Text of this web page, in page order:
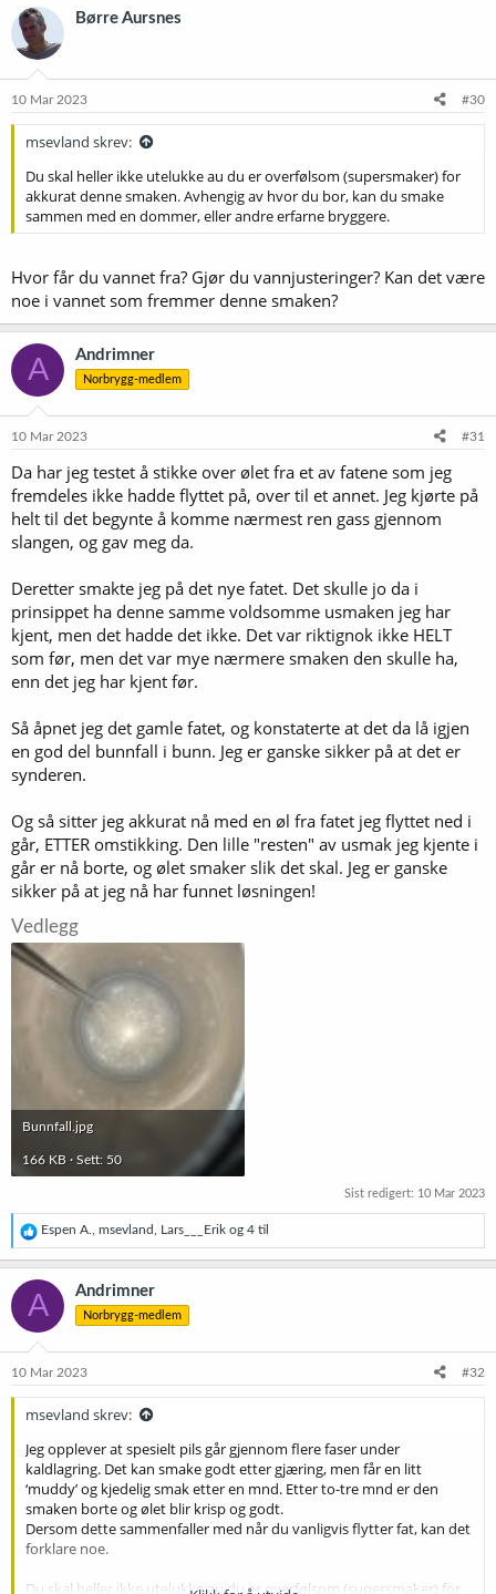
k
s
o
e
Børre Aursnes
10 Mar 2023 #30
msevland skrev:
Du skal heller ikke utelukke au du er overfølsom (supersmaker) for
akkurat denne smaken. Avhengig av hvor du bor, kan du smake
sammen med en dommer, eller andre erfarne bryggere.
Hvor får du vannet fra? Gjør du vannjusteringer? Kan det være
noe i vannet som fremmer denne smaken?
A Andrimner
Norbrygg-medlem
10 Mar 2023 #31
Da har jeg testet å stikke over ølet fra et av fatene som jeg
fremdeles ikke hadde flyttet på, over til et annet. Jeg kjørte på
helt til det begynte å komme nærmest ren gass gjennom
slangen, og gav meg da.
Deretter smakte jeg på det nye fatet. Det skulle jo da i
prinsippet ha denne samme voldsomme usmaken jeg har
kjent, men det hadde det ikke. Det var riktignok ikke HELT
som før, men det var mye nærmere smaken den skulle ha,
enn det jeg har kjent før.
Så åpnet jeg det gamle fatet, og konstaterte at det da lå igjen
en god del bunnfall i bunn. Jeg er ganske sikker på at det er
synderen.
Og så sitter jeg akkurat nå med en øl fra fatet jeg flyttet ned i
går, ETTER omstikking. Den lille "resten" av usmak jeg kjente i
går er nå borte, og ølet smaker slik det skal. Jeg er ganske
sikker på at jeg nå har funnet løsningen!
Vedlegg
Bunnfall.jpg
166 KB · Sett: 50
Sist redigert: 10 Mar 2023
R
e
a
k
s
o
e
Espen A. msevland Lars___Erik og 4 til
A Andrimner
Norbrygg-medlem
10 Mar 2023 #32
msevland skrev:
Jeg opplever at spesielt pils går gjennom flere faser under
kaldlagring. Det kan smake godt etter gjæring, men får en litt
‘muddy’ og kjedelig smak etter en mnd. Etter to-tre mnd er den
smaken borte og ølet blir krisp og godt.
Dersom dette sammenfaller med når du vanligvis flytter fat, kan det
forklare noe.
Du skal heller ikke utelukke au du er overfølsom (supersmaker) for